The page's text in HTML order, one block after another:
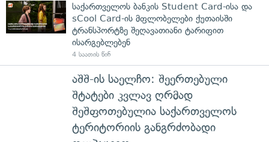
საქართველოს ბანკის Student Card-ისა და
sCool Card-ის მფლობელები ქუთაისში
ტრანსპორტზე შეღავათიანი ტარიფით
ისარგებლებენ
4 საათის წინ
აშშ-ის საელჩო: შეერთებული
შტატები კვლავ ღრმად
შეშფოთებულია საქართველოს
ტერიტორიის განგრძობადი